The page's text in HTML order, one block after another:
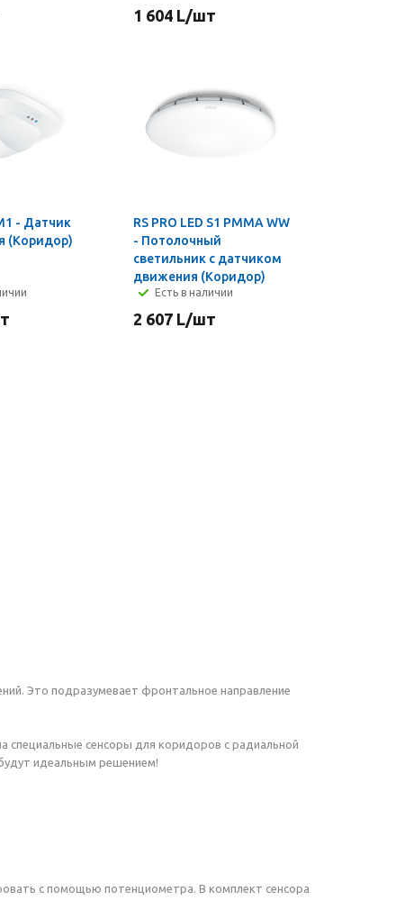
1 604L/шт
- Датчик
(Коридор)
RS PRO LED S1 PMMA WW
- Потолочный
светильник с датчиком
движения (Коридор)
Есть в наличии
2 607L/шт
Это подразумевает фронтальное направление
специальные сенсоры для коридоров с радиальной
идеальным решением!
с помощью потенциометра. В комплект сенсора